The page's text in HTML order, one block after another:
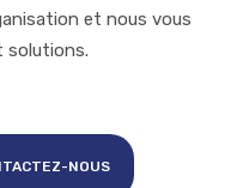
et nous vous
solutions.
NOUS